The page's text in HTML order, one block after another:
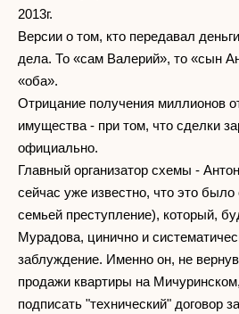
2013г.
Версии о том, кто передавал
дела. То «сам Валерий», то «сын
«оба».
Отрицание получения миллионов
имущества - при том, что сделки
официально.
Главный организатор схемы -
сейчас уже известно, что это
семьей преступление), который,
Мурадова, цинично и
заблуждение. Именно он, не
продажи квартиры на
подписать "технический" договор